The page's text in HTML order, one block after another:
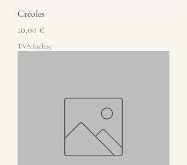
Créoles
Prix
10,00 €
TVA Incluse